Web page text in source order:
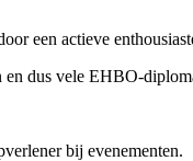
een actieve
en dus vele EHBO-
bij evenementen.